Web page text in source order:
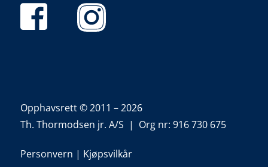
Opphavsrett © 2011 – 2026
Th. Thormodsen jr. A/S | Org nr: 916 730 675
Personvern | Kjøpsvilkår